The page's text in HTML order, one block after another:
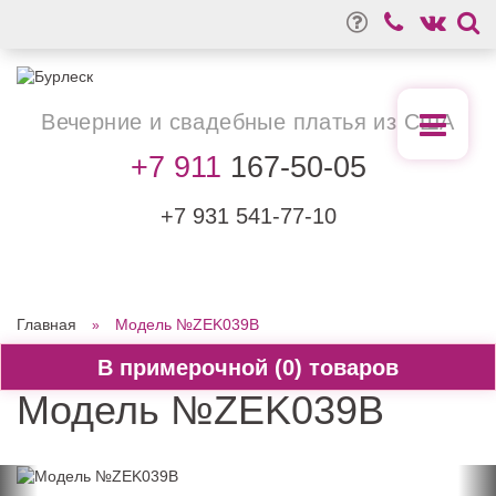
0
Вечерние и свадебные платья из США
+7 911 167-50-05
+7 931 541-77-10
Главная Модель №ZEK039B
Модель №ZEK039B